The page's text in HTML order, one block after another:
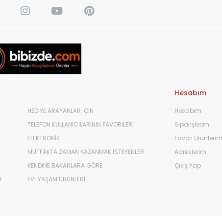
HEDİYE ARAYANLAR İÇİN
TELEFON KULLANICILARININ FAVORİLERİ
ELEKTRONİK
MUTFAKTA ZAMAN KAZANMAK İSTEYENLER
KENDİNE BAKANLARA GÖRE
EV-YAŞAM ÜRÜNLERİ
Hesabım
Hesabım
Siparişlerim
Favori Ürünlerim
Adreslerim
Çıkış Yap